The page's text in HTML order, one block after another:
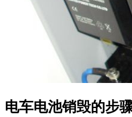
电车电池销毁的步